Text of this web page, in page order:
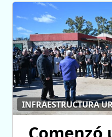
INFRAESTRUCTURA